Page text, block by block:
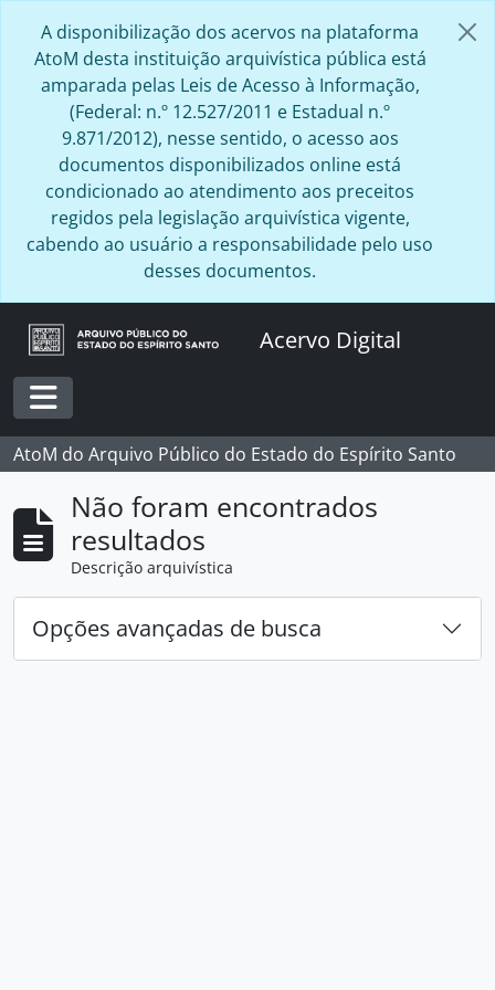
A disponibilização dos acervos na plataforma
AtoM desta instituição arquivística pública está
amparada pelas Leis de Acesso à Informação,
(Federal: n.º 12.527/2011 e Estadual n.º
9.871/2012), nesse sentido, o acesso aos
documentos disponibilizados online está
condicionado ao atendimento aos preceitos
regidos pela legislação arquivística vigente,
cabendo ao usuário a responsabilidade pelo uso
desses documentos.
Acervo Digital
Toggle navigation
AtoM do Arquivo Público do Estado do Espírito Santo
Não foram encontrados
resultados
Descrição arquivística
Opções avançadas de busca